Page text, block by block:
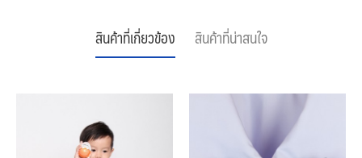
สินค้าที่เกี่ยวข้อง สินค้าที่น่าสนใจ